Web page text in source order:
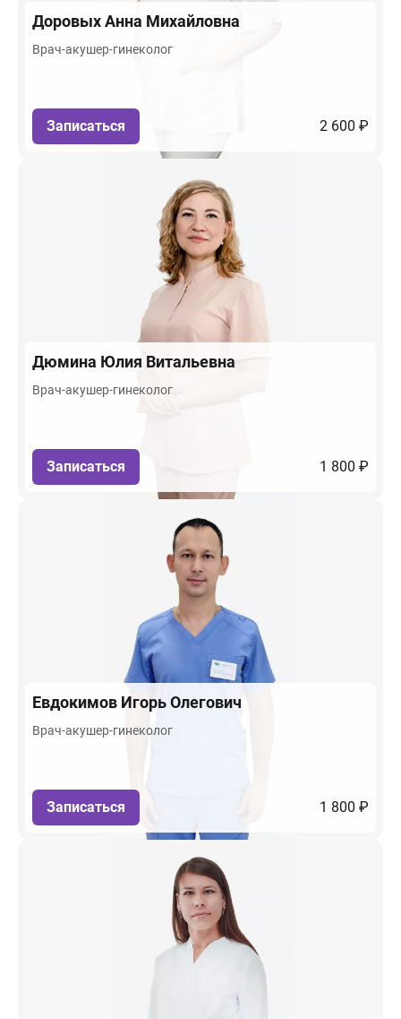
ДоровыхАнна Михайловна
Врач-акушер-гинеколог
Записаться 2 600 ₽
Дюмина Юлия Витальевна
Врач-акушер-гинеколог
Записаться 1 800 ₽
Евдокимов Игорь Олегович
Врач-акушер-гинеколог
Записаться 1 800 ₽